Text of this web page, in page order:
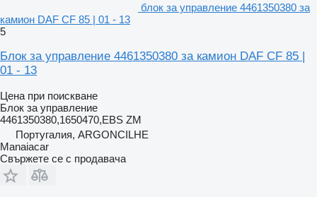
блок за управление 4461350380 за
камион DAF CF 85 | 01 - 13
5
Блок за управление 4461350380 за камион DAF CF 85 |
01 - 13
Цена при поискване
Блок за управление
4461350380,1650470,EBS ZM
Португалия, ARGONCILHE
Manaiacar
Свържете се с продавача